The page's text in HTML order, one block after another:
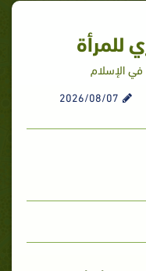
للمرأة
في الإسلام
2026/08/07